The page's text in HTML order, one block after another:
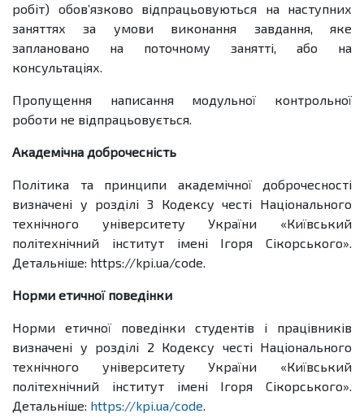
робіт) обов’язково відпрацьовуються на наступних
заняттях за умови виконання завдання, яке
заплановано на поточному занятті, або на
консультаціях.
Пропущення написання модульної контрольної
роботи не відпрацьовується.
Академічна доброчесність
Політика та принципи академічної доброчесності
визначені у розділі 3 Кодексу честі Національного
технічного університету України «Київський
політехнічний інститут імені Ігоря Сікорського».
Детальніше: https://kpi.ua/code.
Норми етичної поведінки
Норми етичної поведінки студентів і працівників
визначені у розділі 2 Кодексу честі Національного
технічного університету України «Київський
політехнічний інститут імені Ігоря Сікорського».
Детальніше: https://kpi.ua/code.